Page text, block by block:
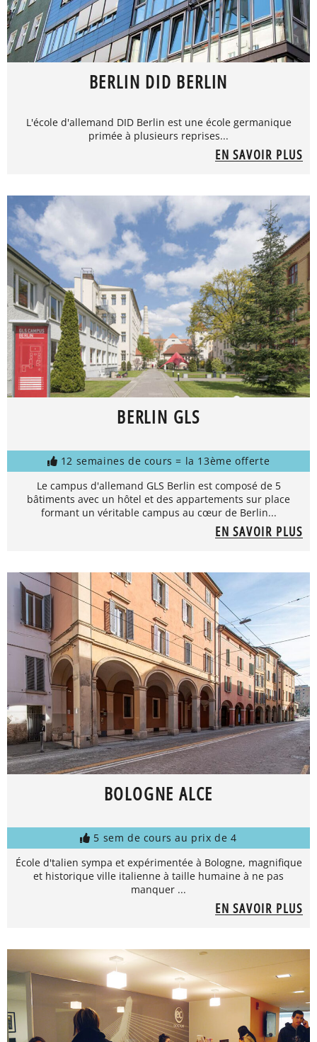
BERLIN DID BERLIN
L'école d'allemand DID Berlin est une école germanique
primée à plusieurs reprises...
EN SAVOIR PLUS
BERLIN GLS
12 semaines de cours = la 13ème offerte
Le campus d'allemand GLS Berlin est composé de 5
bâtiments avec un hôtel et des appartements sur place
formant un véritable campus au cœur de Berlin...
EN SAVOIR PLUS
BOLOGNE ALCE
5 sem de cours au prix de 4
École d'talien sympa et expérimentée à Bologne, magnifique
et historique ville italienne à taille humaine à ne pas
manquer ...
EN SAVOIR PLUS